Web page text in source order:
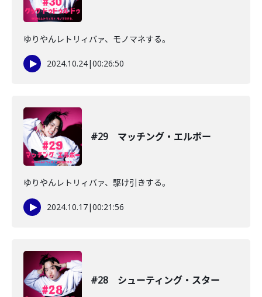
ゆりやんレトリィバァ、モノマネする。
2024.10.24|00:26:50
#29 マッチング・エルボー
ゆりやんレトリィバァ、駆け引きする。
2024.10.17|00:21:56
#28 シューティング・スター